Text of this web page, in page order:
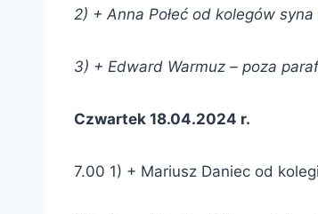
2) + Anna Połeć od kolegów syna
3) + Edward Warmuz – poza
Czwartek 18.04.2024 r.
7.00 1) + Mariusz Daniec od kolegi